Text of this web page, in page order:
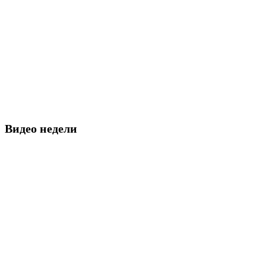
Видео недели